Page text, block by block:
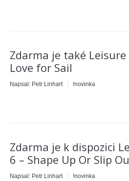
Zdarma je také
Love for Sail
Napsal: Petr Linhart !novinka
Zdarma je k dispozici
6 – Shape Up Or Slip
Napsal: Petr Linhart !novinka